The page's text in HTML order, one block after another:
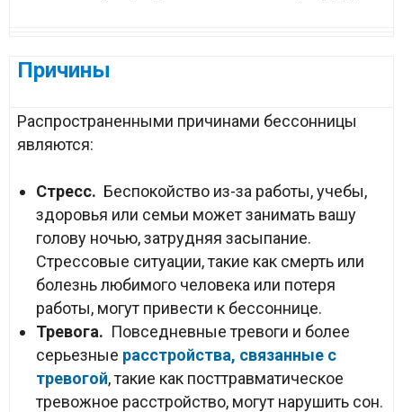
Причины
Распространенными причинами бессонницы
являются:
Стресс. Беспокойство из-за работы, учебы,
здоровья или семьи может занимать вашу
голову ночью, затрудняя засыпание.
Стрессовые ситуации, такие как смерть или
болезнь любимого человека или потеря
работы, могут привести к бессоннице.
Тревога. Повседневные тревоги и более
серьезные расстройства, связанные с
тревогой, такие как посттравматическое
тревожное расстройство, могут нарушить сон.